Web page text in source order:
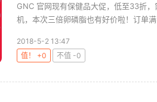
GNC 官网现有保健品大促，低至33折
机，本次三倍卵磷脂也有好价啦！订单
2018-5-2 13:47
值！ +0
不值 -0